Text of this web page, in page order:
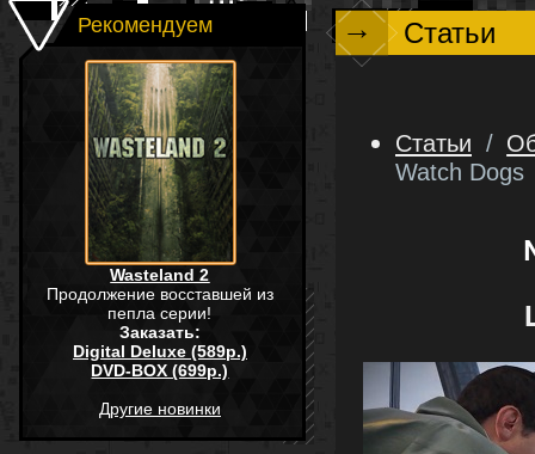
Рекомендуем
Wasteland 2
Продолжение восставшей из
пепла серии!
Заказать:
Digital Deluxe (589р.)
DVD-BOX (699р.)
Другие новинки
→ Статьи
Статьи /
Watch Dogs